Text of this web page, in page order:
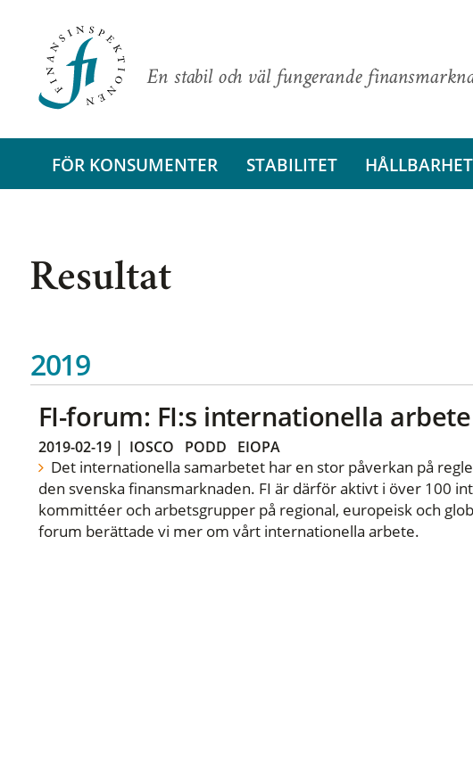
En stabil och väl fungerande
FÖR KONSUMENTER STABILITET HÅLLBARHET
Resultat
2019
FI-forum: FI:s internationella arbete
2019-02-19| IOSCO PODD EIOPA
Det internationella samarbetet har en stor påverkan på
den svenska finansmarknaden. FI är därför aktivt i över 100
kommittéer och arbetsgrupper på regional, europeisk och
forum berättade vi mer om vårt internationella arbete.